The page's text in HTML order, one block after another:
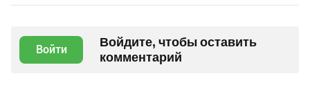
Войти
Войдите, чтобы оставить
комментарий